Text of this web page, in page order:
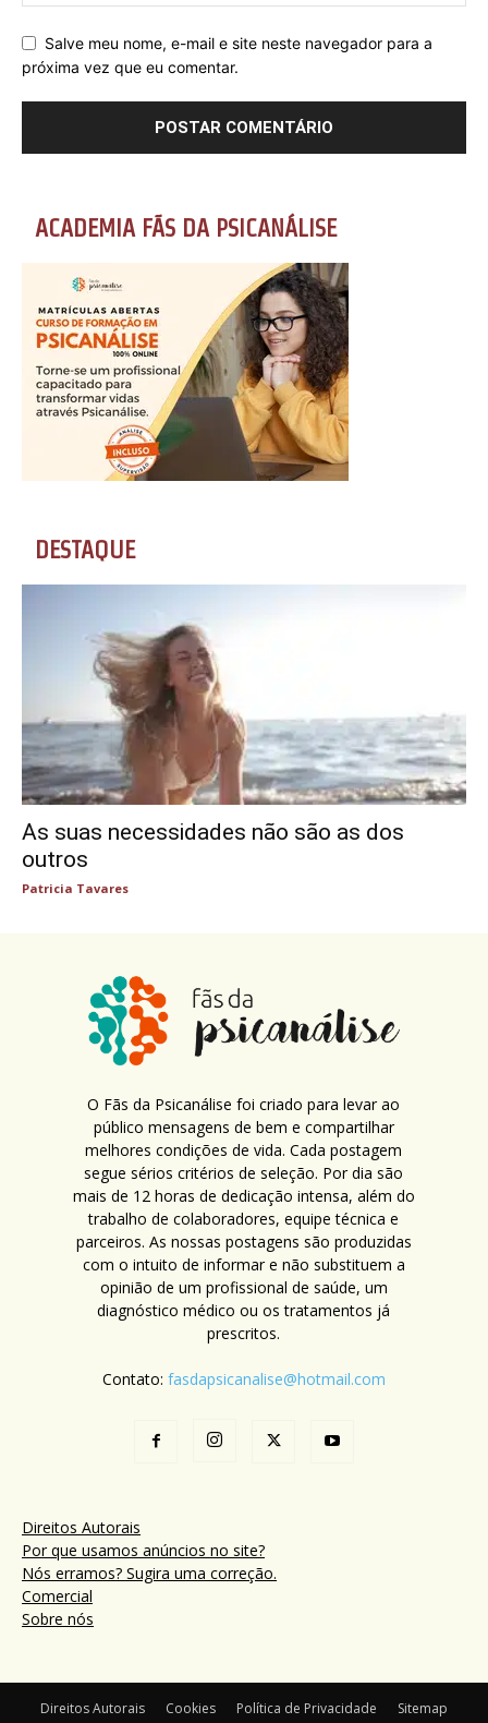
Salve meu nome, e-mail e site neste navegador para a
próxima vez que eu comentar.
ACADEMIA FÃS DA PSICANÁLISE
DESTAQUE
As suas necessidades não são as dos
outros
Patricia Tavares
O Fãs da Psicanálise foi criado para levar ao
público mensagens de bem e compartilhar
melhores condições de vida. Cada postagem
segue sérios critérios de seleção. Por dia são
mais de 12 horas de dedicação intensa, além do
trabalho de colaboradores, equipe técnica e
parceiros. As nossas postagens são produzidas
com o intuito de informar e não substituem a
opinião de um profissional de saúde, um
diagnóstico médico ou os tratamentos já
prescritos.
Contato: fasdapsicanalise@hotmail.com
Direitos Autorais
Por que usamos anúncios no site?
Nós erramos? Sugira uma correção.
Comercial
Sobre nós
Direitos Autorais Cookies Política de Privacidade Sitemap